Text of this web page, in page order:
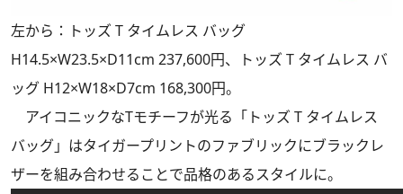
左から：トッズ T タイムレス バッグ
H14.5×W23.5×D11cm 237,600円、トッズ T タイムレス バ
ッグ H12×W18×D7cm 168,300円。
アイコニックなTモチーフが光る「トッズ T タイムレス
バッグ」はタイガープリントのファブリックにブラックレ
ザーを組み合わせることで品格のあるスタイルに。